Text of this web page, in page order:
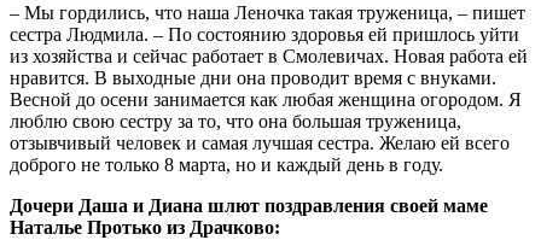
– Мы гордились, что наша Леночка такая труженица, – пишет
сестра Людмила. – По состоянию здоровья ей пришлось уйти
из хозяйства и сейчас работает в Смолевичах. Новая работа ей
нравится. В выходные дни она проводит время с внуками.
Весной до осени занимается как любая женщина огородом. Я
люблю свою сестру за то, что она большая труженица,
отзывчивый человек и самая лучшая сестра. Желаю ей всего
доброго не только 8 марта, но и каждый день в году.
Дочери Даша и Диана шлют поздравления своей маме
Наталье Протько из Драчково: